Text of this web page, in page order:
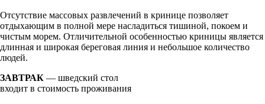
Отсутствие массовых развлечений в кринице позволяет
отдыхающим в полной мере насладиться тишиной, покоем и
чистым морем. Отличительной особенностью криницы является
длинная и широкая береговая линия и небольшое количество
людей.
ЗАВТРАК — шведский стол
входит в стоимость проживания